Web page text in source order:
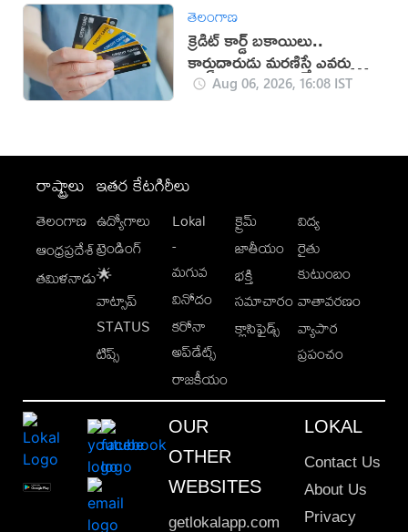
తెలంగాణ
క్రెడిట్ కార్డ్ బకాయిలు..
కార్డుదారుడు మరణిస్తే ఎవరు
చెల్లిస్తారు?
Aug 06, 2026, 16:08 IST
రాష్ట్రాలు
తెలంగాణ
ఆంధ్రప్రదేశ్
తమిళనాడు
ఇతర కేటగిరీలు
ఉద్యోగాలు
ట్రెండింగ్
🌟
వాట్సాప్
STATUS
టిప్స్
Lokal
-
మగువ
వినోదం
కరోనా
అప్‌డేట్స్
రాజకీయం
క్రైమ్
జాతీయం
భక్తి
సమాచారం
క్లాసిఫైడ్స్
విద్య
రైతు
కుటుంబం
వాతావరణం
వ్యాపార
ప్రపంచం
OUR
OTHER
WEBSITES
getlokalapp.com
LOKAL
Contact Us
About Us
Privacy